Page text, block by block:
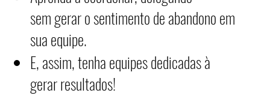
sem gerar o sentimento de abandono em
sua equipe.
E, assim, tenha equipes dedicadas à
gerar resultados!